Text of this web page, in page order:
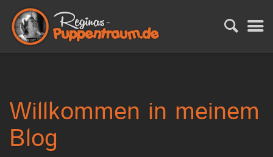
Willkommen in meinem
Blog